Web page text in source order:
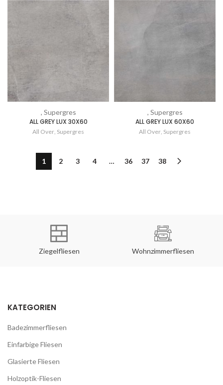
, Supergres
ALL GREY LUX 30X60
All Over, Supergres
, Supergres
ALL GREY LUX 60X60
All Over, Supergres
1 2 3 4 … 36 37 38
Ziegelfliesen Wohnzimmerfliesen
KATEGORIEN
Badezimmerfliesen
Einfarbige Fliesen
Glasierte Fliesen
Holzoptik-Fliesen